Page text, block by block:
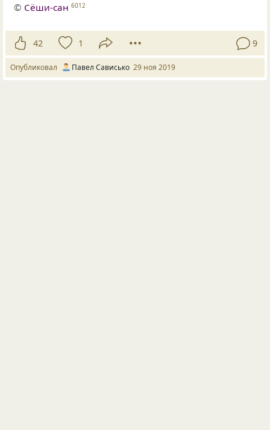
© Сёши-сан 6012
42 1 9
Опубликовал Павел Сависько 29 ноя 2019